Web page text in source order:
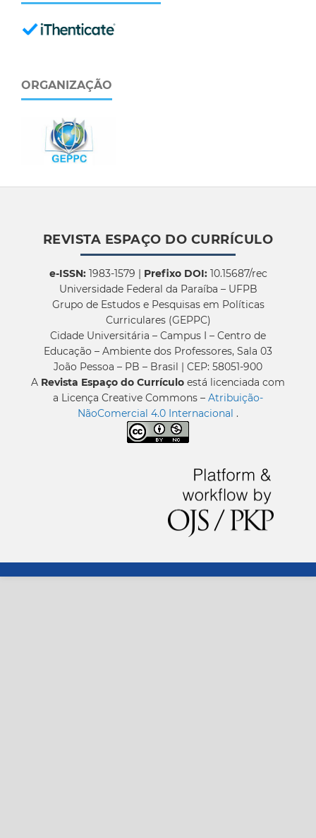
ORGANIZAÇÃO
REVISTA ESPAÇO DO CURRÍCULO
e-ISSN:1983-1579 | Prefixo DOI:10.15687/rec
Universidade Federal da Paraíba – UFPB
Grupo de Estudos e Pesquisas em Políticas
Curriculares (GEPPC)
Cidade Universitária – Campus I – Centro de
Educação – Ambiente dos Professores, Sala 03
João Pessoa – PB – Brasil | CEP: 58051-900
A Revista Espaço do Currículo está licenciada com
a Licença Creative Commons – Atribuição-
NãoComercial 4.0 Internacional .